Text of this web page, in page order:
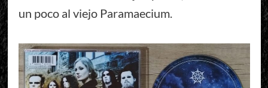
un poco al viejo Paramaecium.